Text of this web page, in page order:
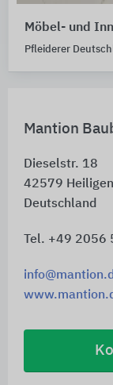
Mantion
Dieselstr. 18
42579
Deutschland
Tel. +49 2056
Möbel- und
Pfleiderer